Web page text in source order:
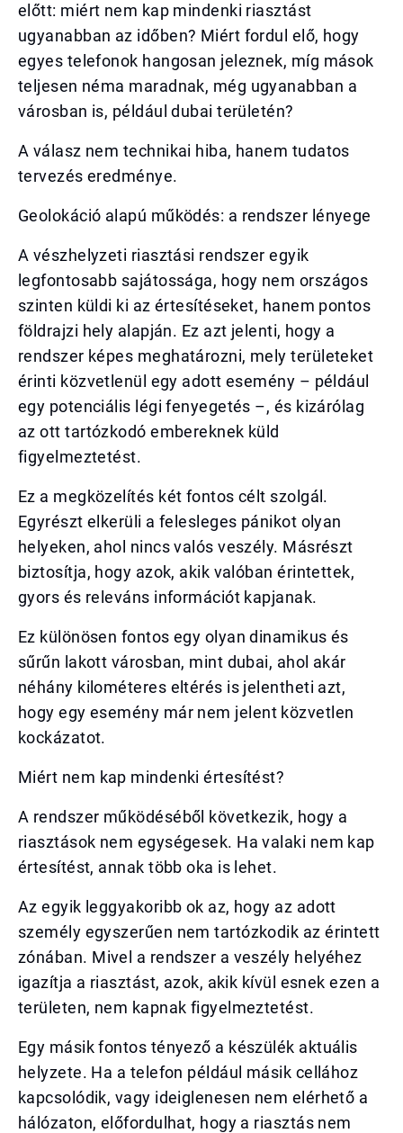
előtt: miért nem kap mindenki riasztást
ugyanabban az időben? Miért fordul elő, hogy
egyes telefonok hangosan jeleznek, míg mások
teljesen néma maradnak, még ugyanabban a
városban is, például dubai területén?
A válasz nem technikai hiba, hanem tudatos
tervezés eredménye.
Geolokáció alapú működés: a rendszer lényege
A vészhelyzeti riasztási rendszer egyik
legfontosabb sajátossága, hogy nem országos
szinten küldi ki az értesítéseket, hanem pontos
földrajzi hely alapján. Ez azt jelenti, hogy a
rendszer képes meghatározni, mely területeket
érinti közvetlenül egy adott esemény – például
egy potenciális légi fenyegetés –, és kizárólag
az ott tartózkodó embereknek küld
figyelmeztetést.
Ez a megközelítés két fontos célt szolgál.
Egyrészt elkerüli a felesleges pánikot olyan
helyeken, ahol nincs valós veszély. Másrészt
biztosítja, hogy azok, akik valóban érintettek,
gyors és releváns információt kapjanak.
Ez különösen fontos egy olyan dinamikus és
sűrűn lakott városban, mint dubai, ahol akár
néhány kilométeres eltérés is jelentheti azt,
hogy egy esemény már nem jelent közvetlen
kockázatot.
Miért nem kap mindenki értesítést?
A rendszer működéséből következik, hogy a
riasztások nem egységesek. Ha valaki nem kap
értesítést, annak több oka is lehet.
Az egyik leggyakoribb ok az, hogy az adott
személy egyszerűen nem tartózkodik az érintett
zónában. Mivel a rendszer a veszély helyéhez
igazítja a riasztást, azok, akik kívül esnek ezen a
területen, nem kapnak figyelmeztetést.
Egy másik fontos tényező a készülék aktuális
helyzete. Ha a telefon például másik cellához
kapcsolódik, vagy ideiglenesen nem elérhető a
hálózaton, előfordulhat, hogy a riasztás nem